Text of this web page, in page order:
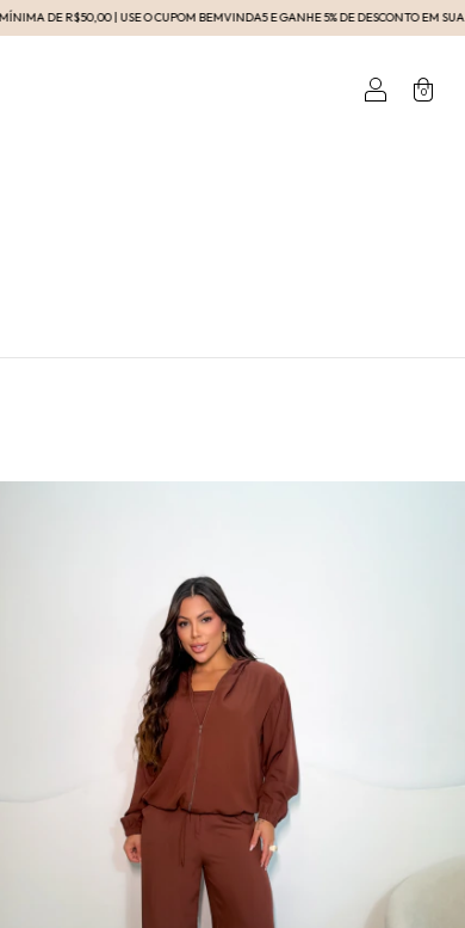
| USE O CUPOM BEMVINDA5 E GANHE 5% DE DESCONTO EM SUA COMPRA
0